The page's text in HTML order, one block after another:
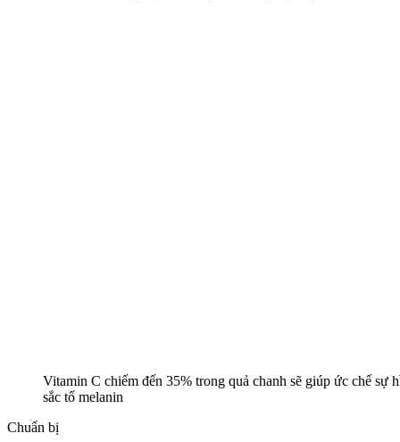
Vitamin C chiếm đến 35% trong quả chanh sẽ giúp ức chế sự
sắc tố melanin
Chuẩn bị